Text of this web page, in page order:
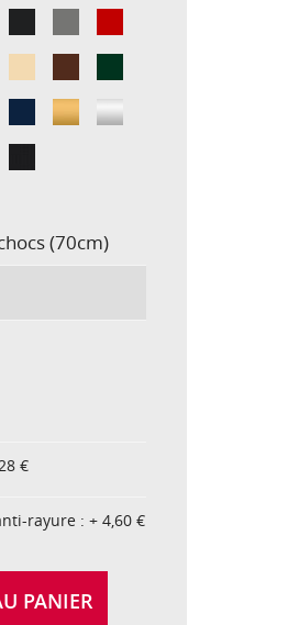
(70cm)
€
rayure : + 4,60 €
PANIER